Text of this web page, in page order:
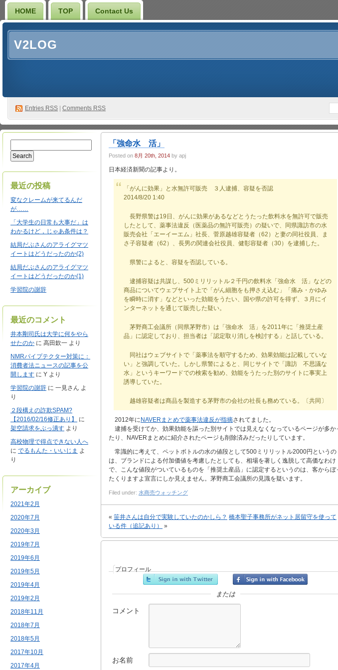
HOME TOP Contact Us
V2LOG
Entries RSS Comments RSS
最近の投稿
変なクレームが来てるんだ
が……
「大学生の日常も大事だ」は
わかるけど，じゃあ条件は？
結局だぶさんのアライグマツ
イートはどうだったのか(2)
結局だぶさんのアライグマツ
イートはどうだったのか(1)
学習院の謝辞
最近のコメント
井本剛司氏は大学に何をやら
せたのか に 高田欽一 より
NMRパイプテクター対策に：
消費者法ニュースの記事を公
開します に Y より
学習院の謝辞 に 一見さん よ
り
２段構えの詐欺SPAM?
【2016/02/16修正あり】
に
架空請求をぶっ潰す より
高校物理で得点できない人へ
に でるもんた・いいじま よ
り
アーカイブ
2021年2月
2020年7月
2020年3月
2019年7月
2019年6月
2019年5月
2019年4月
2019年2月
2018年11月
2018年7月
2018年5月
2017年10月
2017年4月
「強命水 活」
Posted on 8月 20th, 2014 by apj
日本経済新聞の記事より。
「がんに効果」と水無許可販売 ３人逮捕、容疑を否認
2014/8/20 1:40
長野県警は19日、がんに効果があるなどとうたった飲料水を無許可で販売
したとして、薬事法違反（医薬品の無許可販売）の疑いで、同県諏訪市の水
販売会社「エーイーエム」社長、菅原越雄容疑者（62）と妻の同社役員、ま
さ子容疑者（62）、長男の関連会社役員、健彰容疑者（30）を逮捕した。
県警によると、容疑を否認している。
逮捕容疑は共謀し、500ミリリットル２千円の飲料水「強命水 活」などの
商品についてウェブサイト上で「がん細胞をも押さえ込む」「痛み・かゆみ
を瞬時に消す」などといった効能をうたい、国や県の許可を得ず、３月にイ
ンターネットを通じて販売した疑い。
茅野商工会議所（同県茅野市）は「強命水 活」を2011年に「推奨土産
品」に認定しており、担当者は「認定取り消しを検討する」と話している。
同社はウェブサイトで「薬事法を順守するため、効果効能は記載していな
い」と強調していた。しかし県警によると、同じサイトで「諏訪 不思議な
水」というキーワードでの検索を勧め、効能をうたった別のサイトに事実上
誘導していた。
越雄容疑者は商品を製造する茅野市の会社の社長も務めている。〔共同〕
2012年に NAVERまとめで薬事法違反が指摘されてました。
逮捕を受けてか、効果効能を謳った別サイトでは見えなくなっているページが多か
たり、NAVERまとめに紹介されたページも削除済みだったりしています。
常識的に考えて、ペットボトルの水の値段として500ミリリットル2000円というの
は、ブランドによる付加価値を考慮したとしても、相場を著しく逸脱して高価なわけ
で、こんな値段がついているものを「推奨土産品」に認定するというのは、客からぼ
たくりますよ宣言にしか見えません。茅野商工会議所の見識を疑います。
Filed under: 水商売ウォッチング
« 笹井さんは自分で実験していたのかしら？ 橋本聖子事務所がネット居留守を使って
いる件（追記あり）
»
プロフィール
または
コメント
お名前